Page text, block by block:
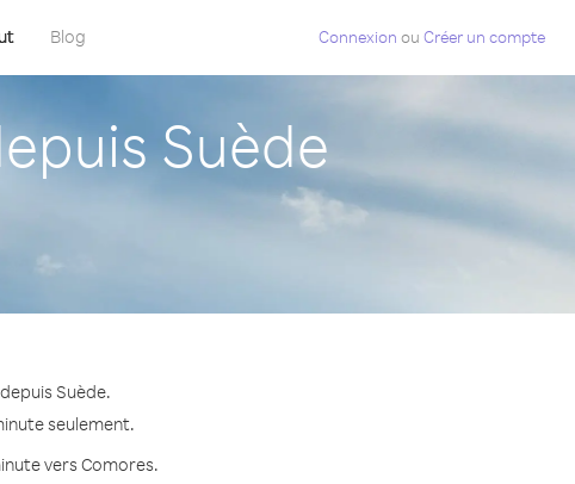
Blog Connexion ou Créer un compte
Suède
Suède.
seulement.
vers Comores.